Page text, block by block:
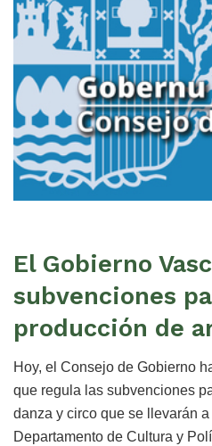
El Gobierno
subvenciones
producción de
Hoy, el Consejo de Gobierno
que regula las subvenciones
danza y circo que se llevarán a
Departamento de Cultura y